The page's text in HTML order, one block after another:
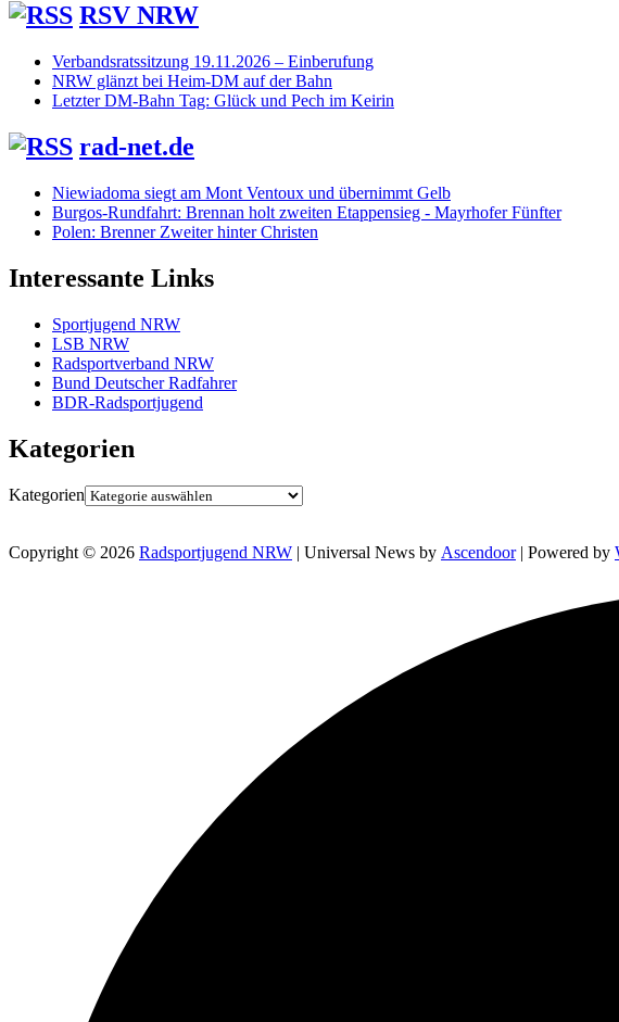
RSV NRW
Verbandsratssitzung 19.11.2026 – Einberufung
NRW glänzt bei Heim-DM auf der Bahn
Letzter DM-Bahn Tag: Glück und Pech im Keirin
rad-net.de
Niewiadoma siegt am Mont Ventoux und übernimmt Gelb
Burgos-Rundfahrt: Brennan holt zweiten Etappensieg - Mayrhofer Fünfter
Polen: Brenner Zweiter hinter Christen
Interessante Links
Sportjugend NRW
LSB NRW
Radsportverband NRW
Bund Deutscher Radfahrer
BDR-Radsportjugend
Kategorien
Kategorien
Copyright © 2026 Radsportjugend NRW | Universal News by Ascendoor| Powered by